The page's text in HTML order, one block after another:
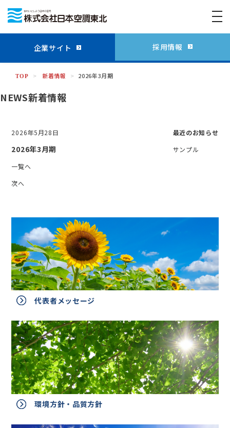
企業サイト 採用情報
TOP > 新着情報 > 2026年3月期
NEWS新着情報
2026年5月28日
2026年3月期
一覧へ
次へ
最近のお知らせ
サンプル
代表者メッセージ
環境方針・品質方針